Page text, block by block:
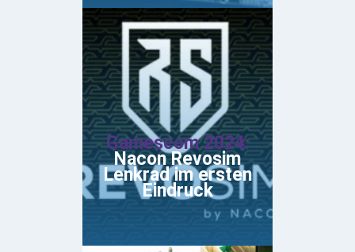
Gamescom 2024:
Nacon Revosim
Lenkrad im ersten
Eindruck